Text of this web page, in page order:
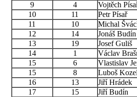
9
4
Vojtěch
10
11
Petr Písař
11
10
Michal
12
14
Jonáš Budín
13
19
Josef Guliš
14
1
Václav
15
6
Vlastislav
15
8
Luboš
16
13
Jiří Hrádek
17
15
Jiří Budín